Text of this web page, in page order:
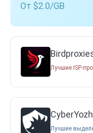
От $2.0/GB
Лучшие ISP-
CyberYozh
Лучшие